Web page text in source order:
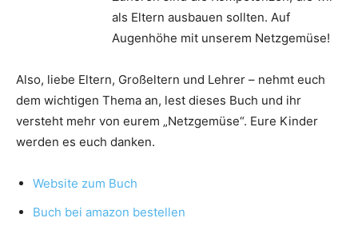
als Eltern ausbauen sollten. Auf
Augenhöhe mit unserem Netzgemüse!
Also, liebe Eltern, Großeltern und Lehrer – nehmt euch
dem wichtigen Thema an, lest dieses Buch und ihr
versteht mehr von eurem „Netzgemüse“. Eure Kinder
werden es euch danken.
Website zum Buch
Buch bei amazon bestellen